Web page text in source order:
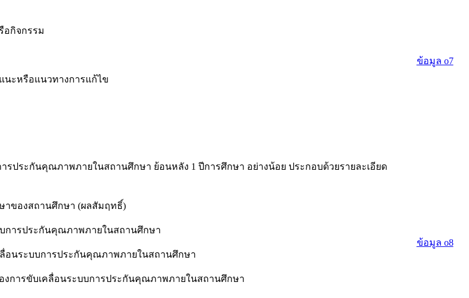
อกิจกรรม
นะหรือแนวทางการแก้ไข
ข้อมูล o7
รประกันคุณภาพภายในสถานศึกษา ย้อนหลัง 1 ปีการศึกษา อย่างน้อย ประกอบด้วยรายละเอียด
ของสถานศึกษา (ผลสัมฤทธิ์)
บการประกันคุณภาพภายในสถานศึกษา
อนระบบการประกันคุณภาพภายในสถานศึกษา
งการขับเคลื่อนระบบการประกันคุณภาพภายในสถานศึกษา
ข้อมูล o8